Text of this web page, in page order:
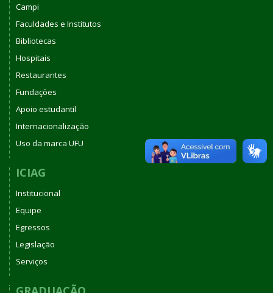
Campi
Faculdades e Institutos
Bibliotecas
Hospitais
Restaurantes
Fundações
Apoio estudantil
Internacionalização
Uso da marca UFU
ICIAG
Institucional
Equipe
Egressos
Legislação
Serviços